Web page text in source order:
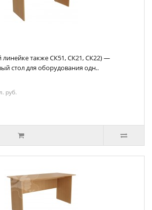
линейке также СК51, СК21, СК22) —
стол для оборудования одн..
руб.